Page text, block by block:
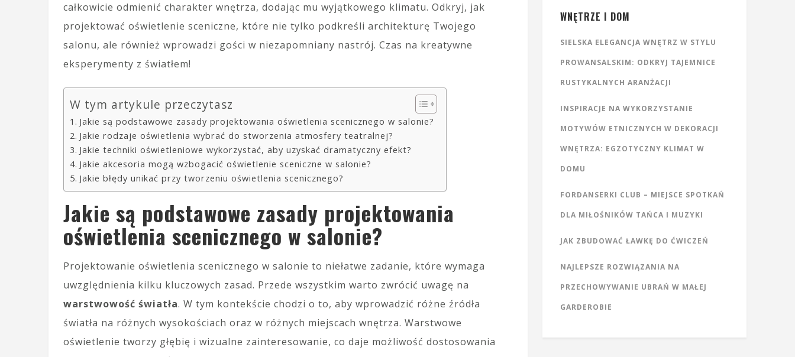
całkowicie odmienić charakter wnętrza, dodając mu wyjątkowego klimatu. Odkryj, jak
projektować oświetlenie sceniczne, które nie tylko podkreśli architekturę Twojego
salonu, ale również wprowadzi gości w niezapomniany nastrój. Czas na kreatywne
eksperymenty z światłem!
W tym artykule przeczytasz
Jakie są podstawowe zasady projektowania oświetlenia scenicznego w salonie?
Jakie rodzaje oświetlenia wybrać do stworzenia atmosfery teatralnej?
Jakie techniki oświetleniowe wykorzystać, aby uzyskać dramatyczny efekt?
Jakie akcesoria mogą wzbogacić oświetlenie sceniczne w salonie?
Jakie błędy unikać przy tworzeniu oświetlenia scenicznego?
Jakie są podstawowe zasady projektowania
oświetlenia scenicznego w salonie?
Projektowanie oświetlenia scenicznego w salonie to niełatwe zadanie, które wymaga
uwzględnienia kilku kluczowych zasad. Przede wszystkim warto zwrócić uwagę na
warstwowość światła. W tym kontekście chodzi o to, aby wprowadzić różne źródła
światła na różnych wysokościach oraz w różnych miejscach wnętrza. Warstwowe
oświetlenie tworzy głębię i wizualne zainteresowanie, co daje możliwość dostosowania
WNĘTRZE I DOM
SIELSKA ELEGANCJA WNĘTRZ W STYLU
PROWANSALSKIM: ODKRYJ TAJEMNICE
RUSTYKALNYCH ARANŻACJI
INSPIRACJE NA WYKORZYSTANIE
MOTYWÓW ETNICZNYCH W DEKORACJI
WNĘTRZA: EGZOTYCZNY KLIMAT W
DOMU
FORDANSERKI CLUB – MIEJSCE SPOTKAŃ
DLA MIŁOŚNIKÓW TAŃCA I MUZYKI
JAK ZBUDOWAĆ ŁAWKĘ DO ĆWICZEŃ
NAJLEPSZE ROZWIĄZANIA NA
PRZECHOWYWANIE UBRAŃ W MAŁEJ
GARDEROBIE